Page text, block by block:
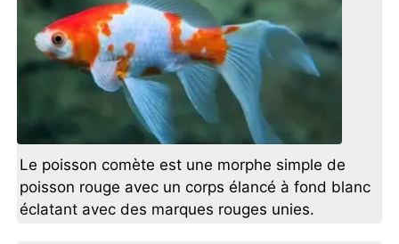
Le poisson comète est une morphe simple de
poisson rouge avec un corps élancé à fond blanc
éclatant avec des marques rouges unies.